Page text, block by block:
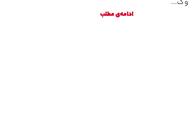
و گ...
ادامه‌ی مطلب